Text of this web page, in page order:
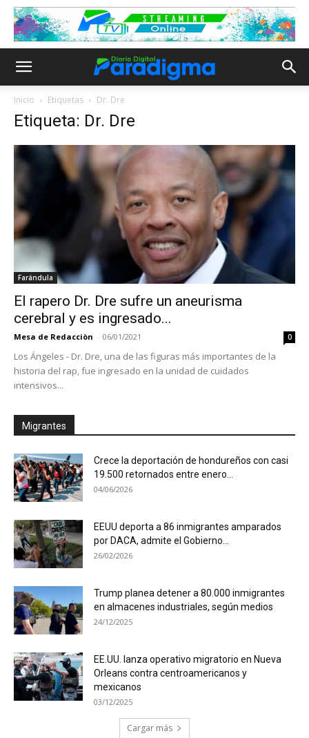
Inicio Etiquetas Dr. Dre
Etiqueta: Dr. Dre
Farándula
El rapero Dr. Dre sufre un aneurisma
cerebral y es ingresado...
Mesa de Redacciòn - 06/01/2021 0
Los Ángeles - Dr. Dre, una de las figuras más importantes de la
historia del rap, fue ingresado en la unidad de cuidados
intensivos...
Migrantes
Crece la deportación de hondureños con casi
19.500 retornados entre enero...
04/06/2026
EEUU deporta a 86 inmigrantes amparados
por DACA, admite el Gobierno...
26/02/2026
Trump planea detener a 80.000 inmigrantes
en almacenes industriales, según medios
24/12/2025
EE.UU. lanza operativo migratorio en Nueva
Orleans contra centroamericanos y
mexicanos
03/12/2025
Cargar más